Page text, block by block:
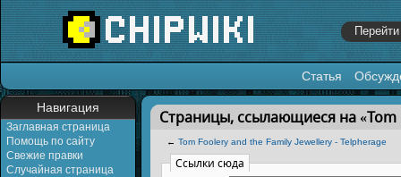
Статья
Навигация
Заглавная страница
Помощь по сайту
Свежие правки
Случайная страница
Перейти к:навигация,поиск
Страницы, ссылающиеся на «Tom
← Tom Foolery and the Family Jewellery - Telpherage
Ссылки сюда